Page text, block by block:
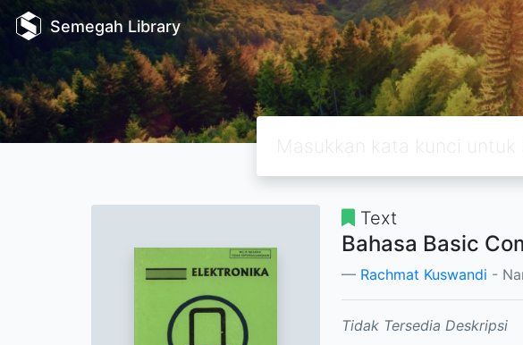
Semegah Library
Text
Bahasa Basic
Rachmat Kuswandi -
Tidak Tersedia Deskripsi